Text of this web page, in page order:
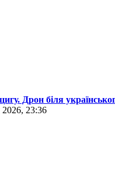
Дрон біля
23:36